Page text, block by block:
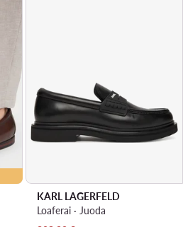
KARL LAGERFELD
Loaferai · Juoda